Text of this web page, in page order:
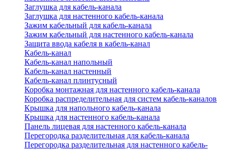
Заглушка для кабель-канала
Заглушка для настенного кабель-канала
Зажим кабельный для кабель-канала
Зажим кабельный для настенного кабель-канала
Защита ввода кабеля в кабель-канал
Кабель-канал
Кабель-канал напольный
Кабель-канал настенный
Кабель-канал плинтусный
Коробка монтажная для настенного кабель-канала
Коробка распределительная для систем кабель-каналов
Крышка для напольного кабель-канала
Крышка для настенного кабель-канала
Панель лицевая для настенного кабель-канала
Перегородка разделительная для кабель-канала
Перегородка разделительная для настенного кабель-